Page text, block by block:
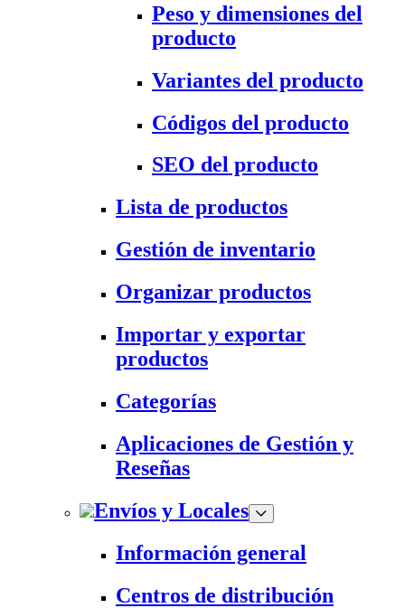
Peso y dimensiones del
producto
Variantes del producto
Códigos del producto
SEO del producto
Lista de productos
Gestión de inventario
Organizar productos
Importar y exportar
productos
Categorías
Aplicaciones de Gestión y
Reseñas
Envíos y Locales
Información general
Centros de distribución